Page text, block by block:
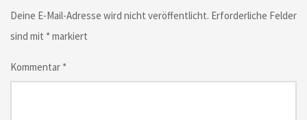
Deine E-Mail-Adresse wird nicht veröffentlicht. Erforderliche Felder
sind mit *markiert
Kommentar *